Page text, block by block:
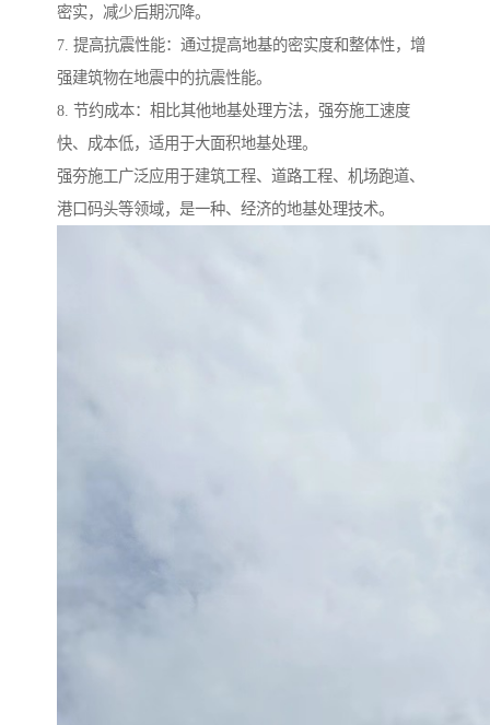
密实，减少后期沉降。
7. 提高抗震性能：通过提高地基的密实度和整体性，增
强建筑物在地震中的抗震性能。
8. 节约成本：相比其他地基处理方法，强夯施工速度
快、成本低，适用于大面积地基处理。
强夯施工广泛应用于建筑工程、道路工程、机场跑道、
港口码头等领域，是一种、经济的地基处理技术。